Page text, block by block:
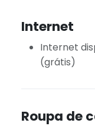
Internet
Internet
(grátis)
Roupa de